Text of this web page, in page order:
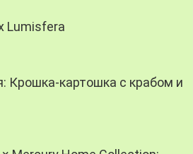
Lumisfera
Крошка-картошка с крабом и